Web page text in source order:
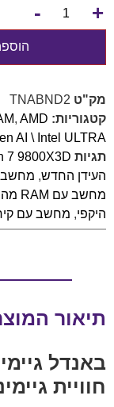
+
-
מק"ט TNABND2
קטגוריות:
, AMD
AI \ Intel ULTRA
תגיות 7 9800X3D
העידן החדש, מחשב
מחשב עם RAM מהיר
היקפי, מחשב עם
תיאור
חוויית